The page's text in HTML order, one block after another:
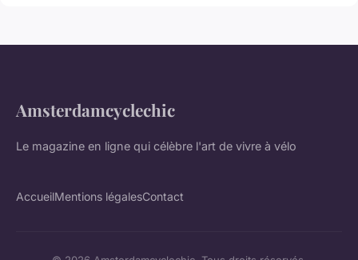
Amsterdamcyclechic
Le magazine en ligne qui célèbre l'art de vivre à vélo
AccueilMentions légalesContact